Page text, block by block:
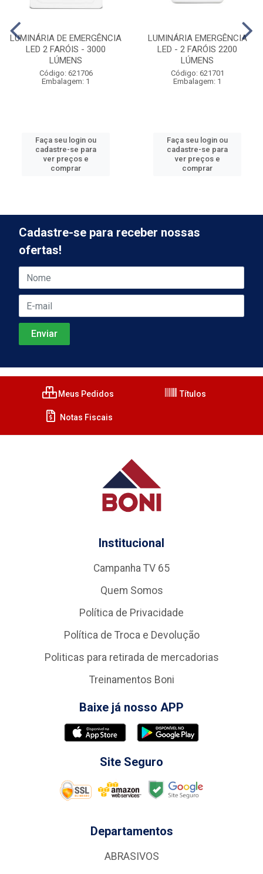
LUMINÁRIA DE EMERGÊNCIA
LED 2 FARÓIS - 3000
LÚMENS
Código: 621706
Embalagem: 1
Faça seu login ou
cadastre-se para
ver preços e
comprar
LUMINÁRIA EMERGÊNCIA
LED - 2 FARÓIS 2200
LÚMENS
Código: 621701
Embalagem: 1
Faça seu login ou
cadastre-se para
ver preços e
comprar
Cadastre-se para receber nossas
ofertas!
Meus Pedidos Títulos
Notas Fiscais
Institucional
Campanha TV 65
Quem Somos
Política de Privacidade
Política de Troca e Devolução
Politicas para retirada de mercadorias
Treinamentos Boni
Baixe já nosso APP
Site Seguro
Departamentos
ABRASIVOS